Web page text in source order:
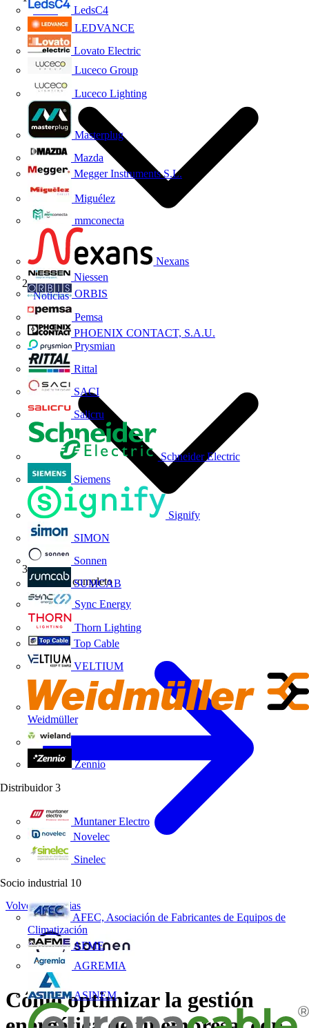
LedsC4
LEDVANCE
Lovato Electric
Luceco Group
Luceco Lighting
Masterplug
Mazda
Megger Instruments S.L.
Miguélez
mmconecta
Nexans
Niessen
ORBIS
Pemsa
PHOENIX CONTACT, S.A.U.
Prysmian
Rittal
SACI
Salicru
Schneider Electric
Siemens
Signify
SIMON
Sonnen
SUMCAB
Sync Energy
Thorn Lighting
Top Cable
VELTIUM
Weidmüller
Zennio
Distribuidor 3
Muntaner Electro
Novelec
Sinelec
Socio industrial 10
AFEC, Asociación de Fabricantes de Equipos de
Climatización
AFME
AGREMIA
ASINEM
Inicio
Noticias
Webinar completo
Volver a Noticias
Cómo optimizar la gestión